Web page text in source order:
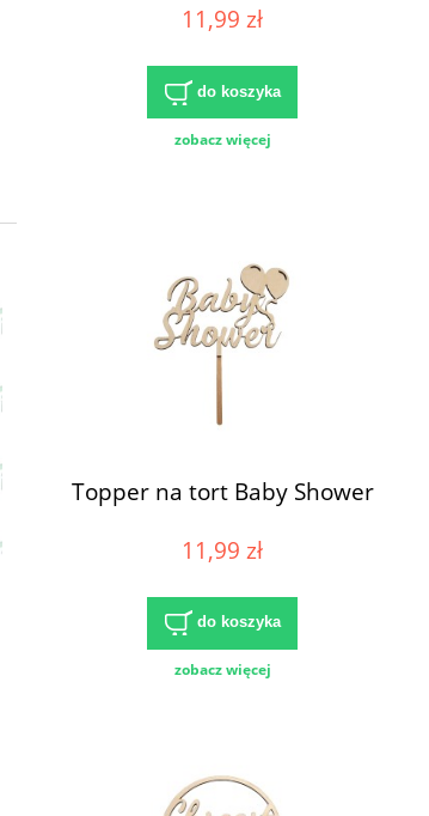
11,99 zł
do koszyka
zobacz więcej
Topper na tort Baby Shower
11,99 zł
do koszyka
zobacz więcej